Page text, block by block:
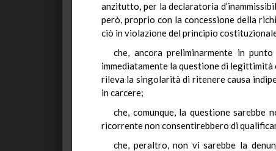
anzitutto, per la declaratoria
però, proprio con la concessione della
ciò in violazione del principio
che, ancora preliminarmente in
immediatamente la questione di
rileva la singolarità di ritenere causa
in carcere;
che, comunque, la questione
ricorrente non consentirebbero di
che, peraltro, non vi sarebbe la